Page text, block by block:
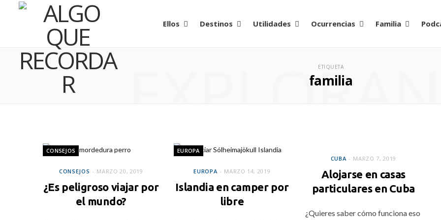
Ellos Destinos Utilidades Ocurrencias Familia
ETIQUETA
familia
CONSEJOS
CONSEJOS MARZO 20, 2019
¿Es peligroso viajar por
el mundo?
EUROPA
EUROPA MARZO 14, 2019
Islandia en camper por
libre
CUBA MARZO 7, 2019
Alojarse en casas
particulares en Cuba
¿Quieres saber cómo funciona eso